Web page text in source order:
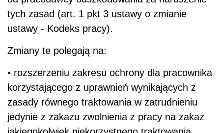
tych zasad (art. 1 pkt 3 ustawy o zmianie
ustawy - Kodeks pracy).
Zmiany te polegają na:
• rozszerzeniu zakresu ochrony dla pracownika
korzystającego z uprawnień wynikających z
zasady równego traktowania w zatrudnieniu
jedynie z zakazu zwolnienia z pracy na zakaz